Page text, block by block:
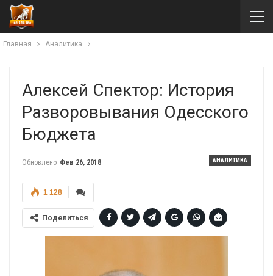
Главная Аналитика
Алексей Спектор: История
Разворовывания Одесского
Бюджета
АНАЛИТИКА
Обновлено Фев 26, 2018
1 128
Поделиться